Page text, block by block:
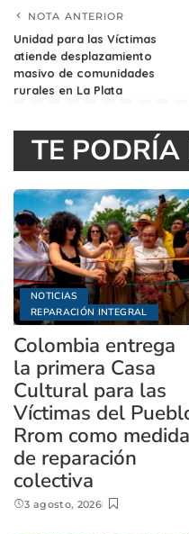
NOTA ANTERIOR
Unidad para las Víctimas
atiende desplazamiento
masivo de comunidades
rurales en La Plata
TE PODRÍA
NOTICIAS
REPARACIÓN INTEGRAL
Colombia entrega
la primera Casa
Cultural para las
Víctimas del
Rrom como medida
de reparación
colectiva
3 agosto, 2026